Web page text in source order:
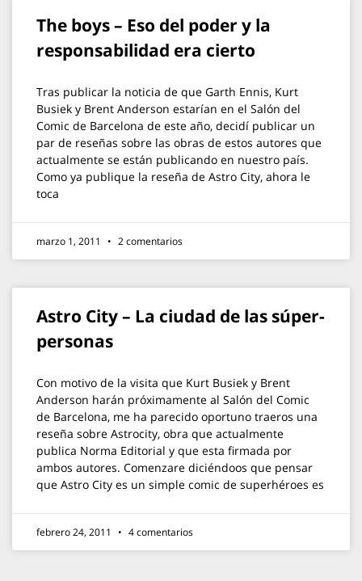
The boys – Eso del poder y la
responsabilidad era cierto
Tras publicar la noticia de que Garth Ennis, Kurt
Busiek y Brent Anderson estarían en el Salón del
Comic de Barcelona de este año, decidí publicar un
par de reseñas sobre las obras de estos autores que
actualmente se están publicando en nuestro país.
Como ya publique la reseña de Astro City, ahora le
toca
marzo 1, 2011 2 comentarios
Astro City – La ciudad de las súper-
personas
Con motivo de la visita que Kurt Busiek y Brent
Anderson harán próximamente al Salón del Comic
de Barcelona, me ha parecido oportuno traeros una
reseña sobre Astrocity, obra que actualmente
publica Norma Editorial y que esta firmada por
ambos autores. Comenzare diciéndoos que pensar
que Astro City es un simple comic de superhéroes es
febrero 24, 2011 4 comentarios